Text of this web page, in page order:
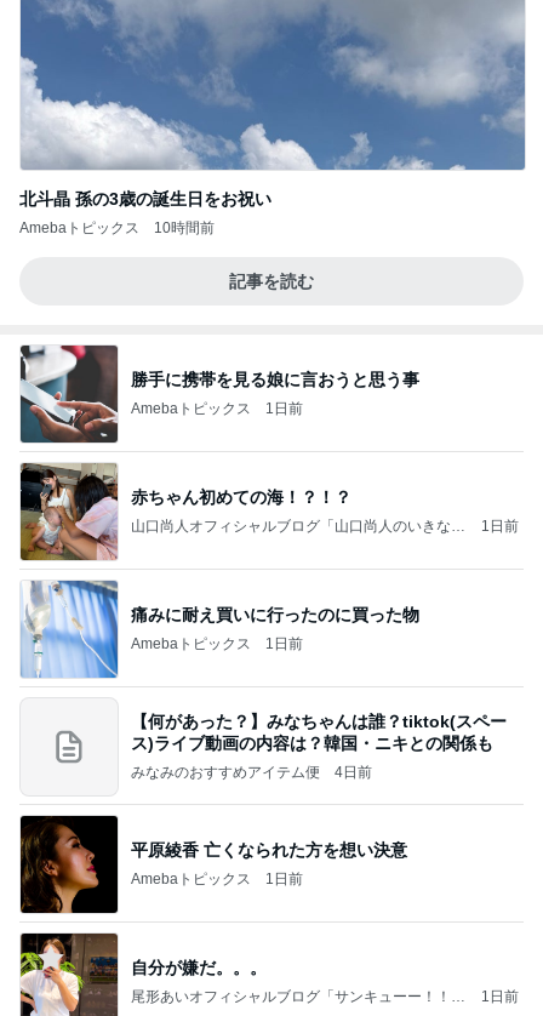
北斗晶 孫の3歳の誕生日をお祝い
Amebaトピックス 10時間前
記事を読む
勝手に携帯を見る娘に言おうと思う事
Amebaトピックス 1日前
赤ちゃん初めての海！？！？
山口尚人オフィシャルブログ「山口尚人のいきなり
1日前
痛みに耐え買いに行ったのに買った物
Amebaトピックス 1日前
【何があった？】みなちゃんは誰？tiktok(スペー
ス)ライブ動画の内容は？韓国・ニキとの関係も
みなみのおすすめアイテム便 4日前
平原綾香 亡くなられた方を想い決意
Amebaトピックス 1日前
自分が嫌だ。。。
尾形あいオフィシャルブログ「サンキューー！！尾
1日前